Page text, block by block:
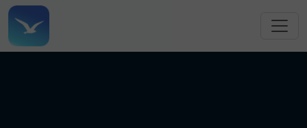
跳转到主要内容